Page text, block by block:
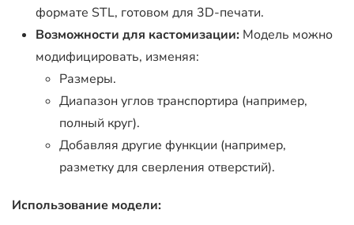
формате STL, готовом для 3D-печати.
Возможности для кастомизации: Модель можно
модифицировать, изменяя:
Размеры.
Диапазон углов транспортира (например,
полный круг).
Добавляя другие функции (например,
разметку для сверления отверстий).
Использование модели: